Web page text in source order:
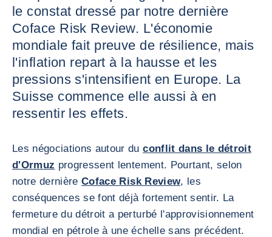
le constat dressé par notre dernière
Coface Risk Review. L'économie
mondiale fait preuve de résilience, mais
l'inflation repart à la hausse et les
pressions s'intensifient en Europe. La
Suisse commence elle aussi à en
ressentir les effets.
Les négociations autour duconflit dans le détroit
d'Ormuz progressent lentement. Pourtant, selon
notre dernièreCoface Risk Review, les
conséquences se font déjà fortement sentir. La
fermeture du détroit a perturbé l'approvisionnement
mondial en pétrole à une échelle sans précédent.